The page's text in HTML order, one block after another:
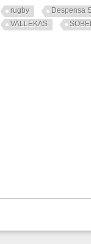
rugby
Despensa
VALLEKAS